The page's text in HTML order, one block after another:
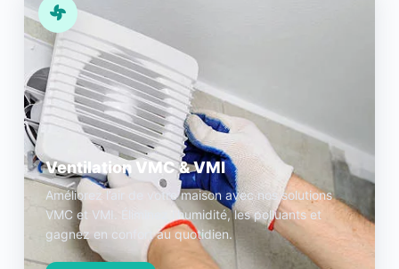
Ventilation VMC & VMI
Améliorez l’air de votre maison avec nos solutions
VMC et VMI. Éliminez l’humidité, les polluants et
gagnez en confort au quotidien.